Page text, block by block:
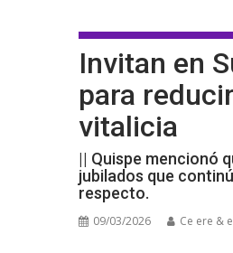
Invitan en
para
vitalicia
|| Quispe mencionó
jubilados que
respecto.
09/03/2026 Ce ere &